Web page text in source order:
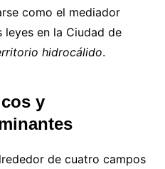
como el mediador
en la Ciudad de
hidrocálido.
y
de cuatro campos